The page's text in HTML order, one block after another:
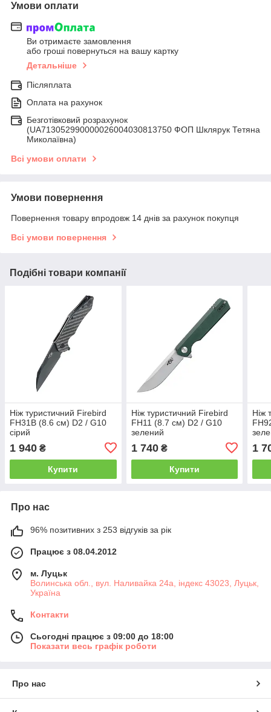
Умови оплати
Ви отримаєте замовлення
або гроші повернуться на вашу картку
Детальніше
Післяплата
Оплата на рахунок
Безготівковий розрахунок
(UA713052990000026004030813750 ФОП Шклярук Тетяна
Миколаївна)
Всі умови оплати
Умови повернення
Повернення товару впродовж 14 днів за рахунок покупця
Всі умови повернення
Подібні товари компанії
Ніж туристичний Firebird
FH31B (8.6 см) D2 / G10
сірий
1 940 ₴
Купити
Ніж туристичний Firebird
FH11 (8.7 см) D2 / G10
зелений
1 740₴
Купити
Ніж
1
Про нас
96% позитивних з 253 відгуків за рік
Працює з 08.04.2012
м. Луцьк
Волинська обл., вул. Наливайка 24а, індекс 43023, Луцьк,
Україна
Контакти
Сьогодні працює з 09:00 до 18:00
Показати весь графік роботи
Про нас